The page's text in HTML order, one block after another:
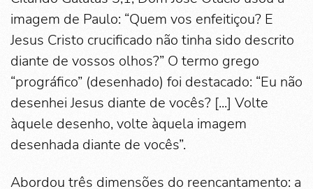
imagem de Paulo: “Quem vos enfeitiçou? E
Jesus Cristo crucificado não tinha sido descrito
diante de vossos olhos?” O termo grego
“prográfico” (desenhado) foi destacado: “Eu não
desenhei Jesus diante de vocês? [...] Volte
àquele desenho, volte àquela imagem
desenhada diante de vocês”.
Abordou três dimensões do reencantamento: a